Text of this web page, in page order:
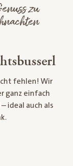
zu
fehlen! Wir
ganz einfach
– ideal auch als